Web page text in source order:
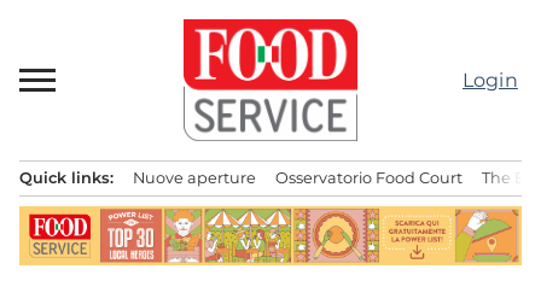
contenuto
Login
principale
Quick links: Nuove aperture Osservatorio Food Court The